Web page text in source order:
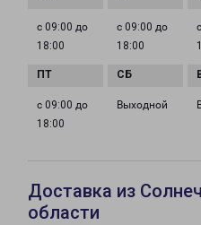
с 09:00 до
18:00
с 09:00 до
18:00
с 09:00 до
18:00
Выходной
Доставка из
области